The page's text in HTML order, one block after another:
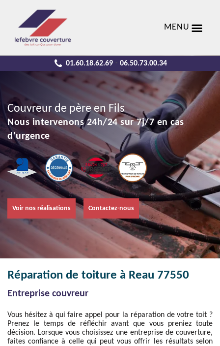
MENU
01.60.18.62.69 - 06.50.73.00.34
Couvreur de père en Fils
Nous intervenons 24h/24 sur 7j/7 en cas
d'urgence
Voir nos réalisations Contactez-nous
Réparation de toiture à Reau 77550
Entreprise couvreur
Vous hésitez à qui faire appel pour la réparation de votre toit ?
Prenez le temps de réfléchir avant que vous preniez toute
décision. Lorsque vous choisissez une entreprise de couverture,
faites confiance à celle qui peut vous offrir les résultats selon